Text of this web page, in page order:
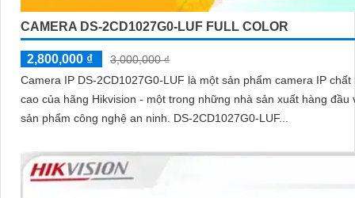
CAMERA DS-2CD1027G0-LUF FULL COLOR
2,800,000 ₫
3,000,000 ₫
Camera IP DS-2CD1027G0-LUF là một sản phẩm camera IP
cao của hãng Hikvision - một trong những nhà sản xuất hàng đầu
sản phẩm công nghệ an ninh. DS-2CD1027G0-LUF...